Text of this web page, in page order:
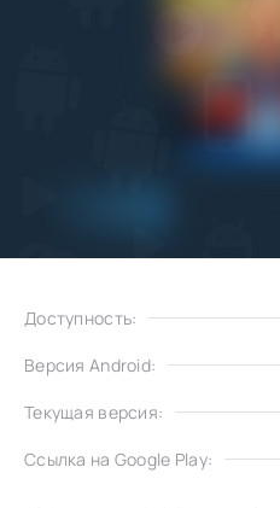
Доступность:
Версия Android:
Текущая версия:
Ссылка на Google Play: